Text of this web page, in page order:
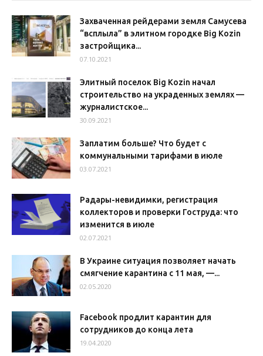
Захваченная рейдерами земля Самусева
“всплыла” в элитном городке Big Kozin
застройщика...
07.10.2021
Элитный поселок Big Kozin начал
строительство на украденных землях —
журналистское...
30.09.2021
Заплатим больше? Что будет с
коммунальными тарифами в июле
03.07.2021
Радары-невидимки, регистрация
коллекторов и проверки Гоструда: что
изменится в июле
02.07.2021
В Украине ситуация позволяет начать
смягчение карантина с 11 мая, —...
02.05.2020
Facebook продлит карантин для
сотрудников до конца лета
19.04.2020